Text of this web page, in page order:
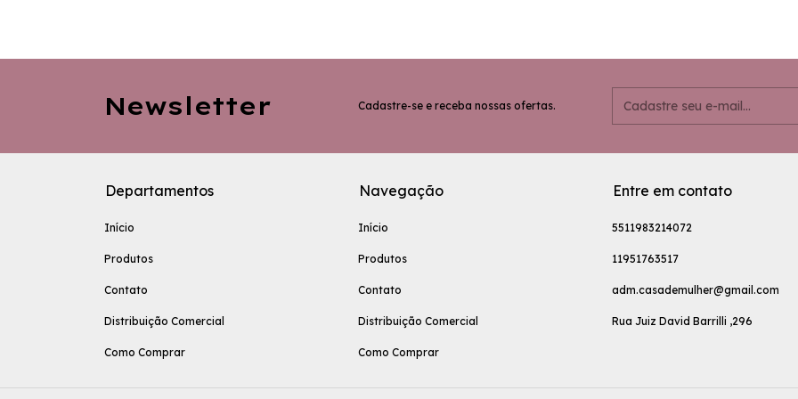
Newsletter Cadastre-se e receba nossas ofertas.
Departamentos
Início
Produtos
Contato
Distribuição Comercial
Como Comprar
Navegação
Início
Produtos
Contato
Distribuição Comercial
Como Comprar
Entre em contato
5511983214072
11951763517
adm.casademulher@gmail.com
Rua Juiz David Barrilli ,296